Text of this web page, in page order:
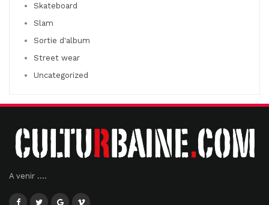
Skateboard
Slam
Sortie d'album
Street wear
Uncategorized
A venir ....